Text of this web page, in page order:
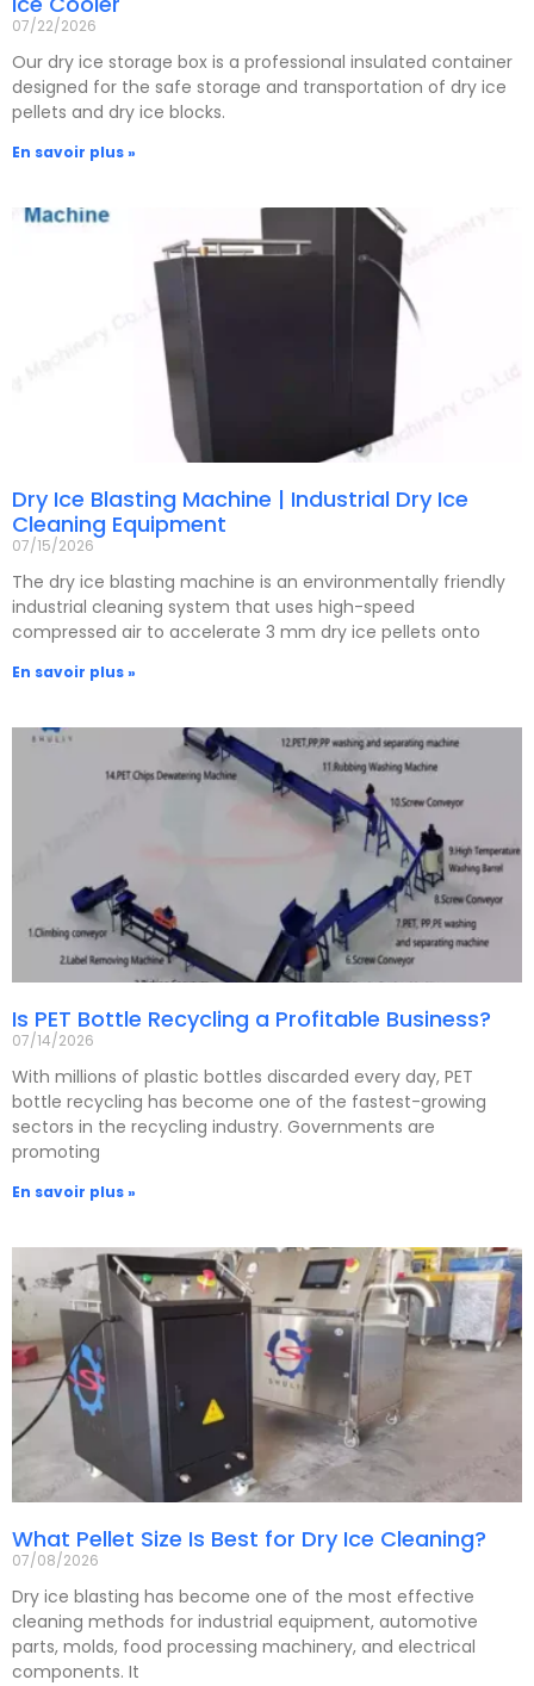
07/22/2026
Our dry ice storage box is a professional insulated container
designed for the safe storage and transportation of dry ice
pellets and dry ice blocks.
En savoir plus »
Dry Ice Blasting Machine | Industrial Dry Ice
Cleaning Equipment
07/15/2026
The dry ice blasting machine is an environmentally friendly
industrial cleaning system that uses high-speed
compressed air to accelerate 3 mm dry ice pellets onto
En savoir plus »
Is PET Bottle Recycling a Profitable Business?
07/14/2026
With millions of plastic bottles discarded every day, PET
bottle recycling has become one of the fastest-growing
sectors in the recycling industry. Governments are
promoting
En savoir plus »
What Pellet Size Is Best for Dry Ice Cleaning?
07/08/2026
Dry ice blasting has become one of the most effective
cleaning methods for industrial equipment, automotive
parts, molds, food processing machinery, and electrical
components. It